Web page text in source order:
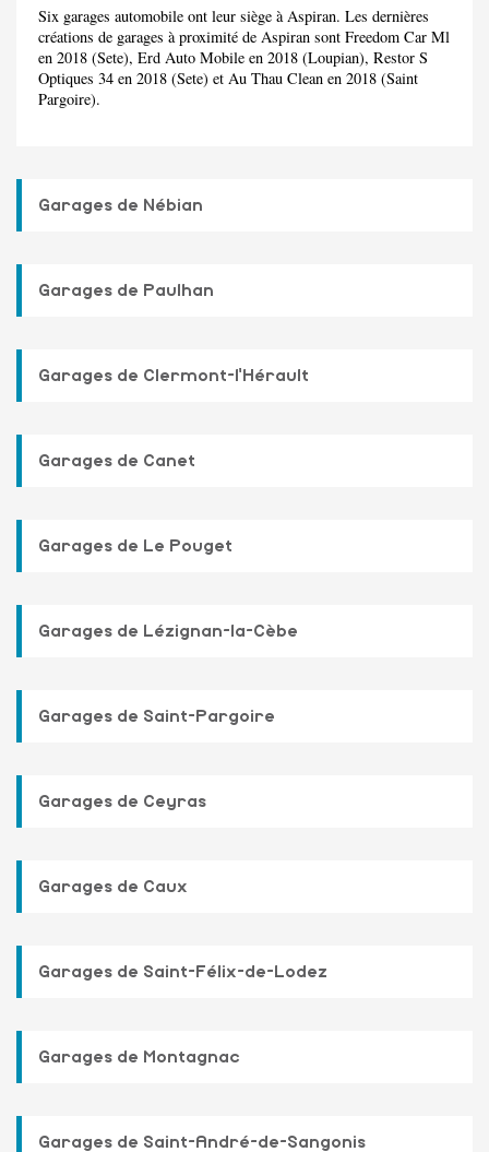
Six garages automobile ont leur siège à Aspiran. Les dernières
créations de garages à proximité de Aspiran sont Freedom Car Ml
en 2018 (Sete), Erd Auto Mobile en 2018 (Loupian), Restor S
Optiques 34 en 2018 (Sete) et Au Thau Clean en 2018 (Saint
Pargoire).
Garages de Nébian
Garages de Paulhan
Garages de Clermont-l'Hérault
Garages de Canet
Garages de Le Pouget
Garages de Lézignan-la-Cèbe
Garages de Saint-Pargoire
Garages de Ceyras
Garages de Caux
Garages de Saint-Félix-de-Lodez
Garages de Montagnac
Garages de Saint-André-de-Sangonis